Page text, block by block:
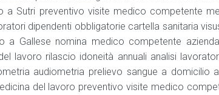
a Sutri preventivo visite medico competente
dipendenti obbligatorie cartella sanitaria
a Gallese nomina medico competente
lavoro rilascio idoneità annuali analisi
audiometria prelievo sangue a domicilio
del lavoro preventivo visite medico